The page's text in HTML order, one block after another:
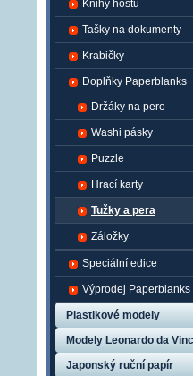
Knihy hostů
Tašky na dokumenty
Krabičky
Doplňky Paperblanks
Držáky na pero
Washi pásky
Puzzle
Hrací karty
Tužky a pera
Záložky
Speciální edice
Výprodej Paperblanks
Plastikové modely
Modely Leonardo da
Japonský ruční papír